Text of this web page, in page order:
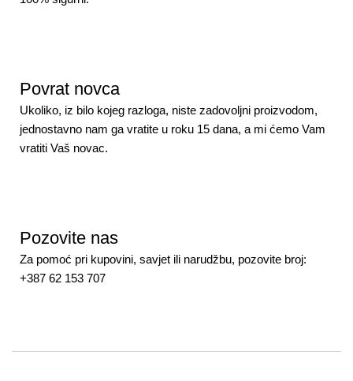
Povrat novca
Ukoliko, iz bilo kojeg razloga, niste zadovoljni proizvodom,
jednostavno nam ga vratite u roku 15 dana, a mi ćemo Vam
vratiti Vaš novac.
Pozovite nas
Za pomoć pri kupovini, savjet ili narudžbu, pozovite broj:
+387 62 153 707